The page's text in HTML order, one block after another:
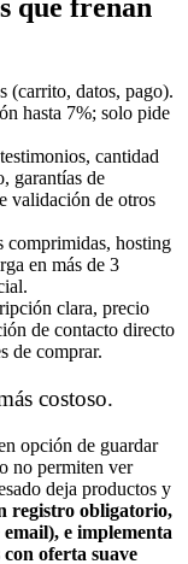
que frenan
(carrito, datos, pago).
hasta 7%; solo pide
cantidad
garantías de
validación de otros
comprimidas, hosting
en más de 3
clara, precio
de contacto directo
de comprar.
costoso.
opción de guardar
no permiten ver
deja productos y
registro obligatorio,
e implementa
oferta suave